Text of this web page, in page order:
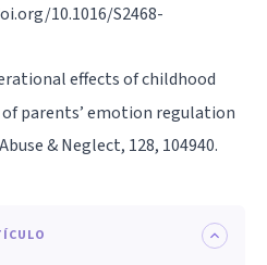
10.1016/S2468-
effects of childhood
parents’ emotion regulation
& Neglect, 128, 104940.